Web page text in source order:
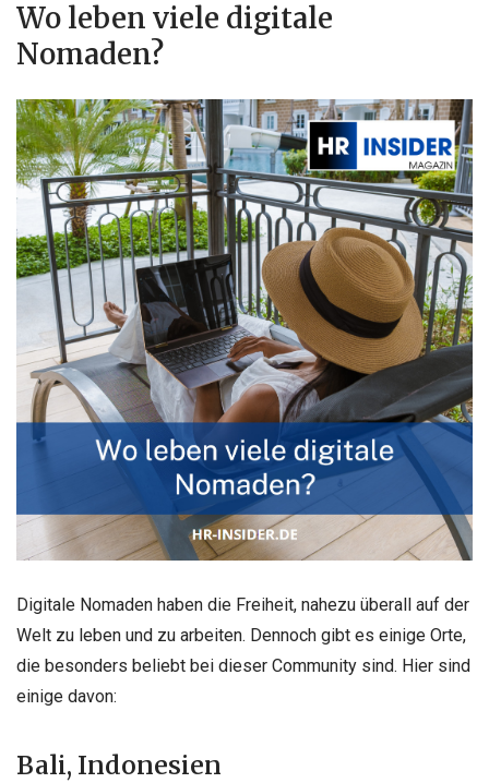
Wo leben viele digitale
Nomaden?
Digitale Nomaden haben die Freiheit, nahezu überall auf der
Welt zu leben und zu arbeiten. Dennoch gibt es einige Orte,
die besonders beliebt bei dieser Community sind. Hier sind
einige davon:
Bali, Indonesien